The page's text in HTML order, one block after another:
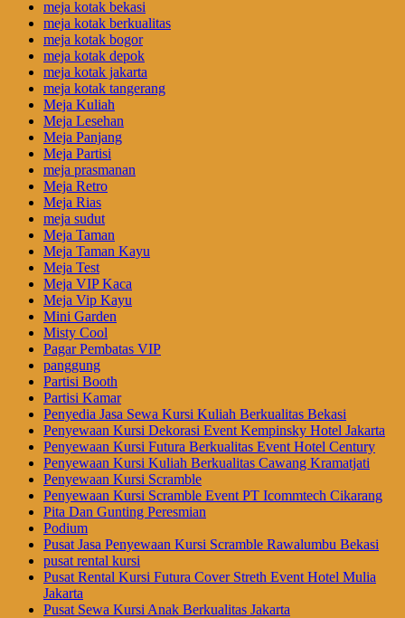
meja kotak bekasi
meja kotak berkualitas
meja kotak bogor
meja kotak depok
meja kotak jakarta
meja kotak tangerang
Meja Kuliah
Meja Lesehan
Meja Panjang
Meja Partisi
meja prasmanan
Meja Retro
Meja Rias
meja sudut
Meja Taman
Meja Taman Kayu
Meja Test
Meja VIP Kaca
Meja Vip Kayu
Mini Garden
Misty Cool
Pagar Pembatas VIP
panggung
Partisi Booth
Partisi Kamar
Penyedia Jasa Sewa Kursi Kuliah Berkualitas Bekasi
Penyewaan Kursi Dekorasi Event Kempinsky Hotel Jakarta
Penyewaan Kursi Futura Berkualitas Event Hotel Century
Penyewaan Kursi Kuliah Berkualitas Cawang Kramatjati
Penyewaan Kursi Scramble
Penyewaan Kursi Scramble Event PT Icommtech Cikarang
Pita Dan Gunting Peresmian
Podium
Pusat Jasa Penyewaan Kursi Scramble Rawalumbu Bekasi
pusat rental kursi
Pusat Rental Kursi Futura Cover Streth Event Hotel Mulia
Jakarta
Pusat Sewa Kursi Anak Berkualitas Jakarta